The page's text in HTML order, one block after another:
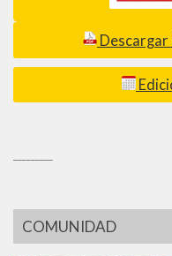
Descargar
COMUNIDAD